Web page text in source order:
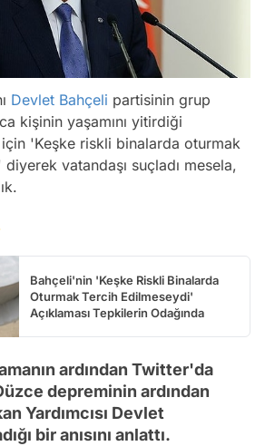
Devlet Bahçeli partisinin grup
kişinin yaşamını yitirdiği
için 'Keşke riskli binalarda oturmak
vatandaşı suçladı mesela,
Bahçeli'nin 'Keşke Riskli Binalarda
Oturmak Tercih Edilmeseydi'
Açıklaması Tepkilerin Odağında
ardından Twitter'da
depreminin ardından
Yardımcısı Devlet
bir anısını anlattı.